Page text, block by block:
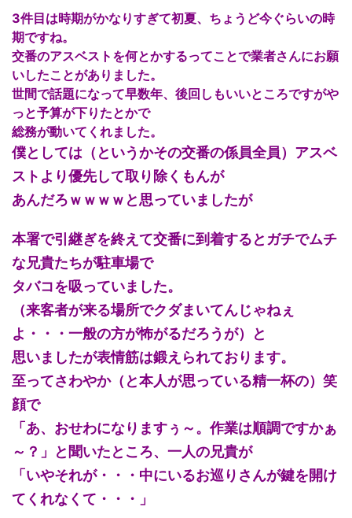
3件目は時期がかなりすぎて初夏、ちょうど今ぐらいの時
期ですね。
交番のアスベストを何とかするってことで業者さんにお願
いしたことがありました。
世間で話題になって早数年、後回しもいいところですがや
っと予算が下りたとかで
総務が動いてくれました。
僕としては（というかその交番の係員全員）アスベ
ストより優先して取り除くもんが
あんだろｗｗｗｗと思っていましたが
本署で引継ぎを終えて交番に到着するとガチでムチ
な兄貴たちが駐車場で
タバコを吸っていました。
（来客者が来る場所でクダまいてんじゃねぇ
よ・・・一般の方が怖がるだろうが）と
思いましたが表情筋は鍛えられております。
至ってさわやか（と本人が思っている精一杯の）笑
顔で
「あ、おせわになりますぅ～。作業は順調ですかぁ
～？」と聞いたところ、一人の兄貴が
「いやそれが・・・中にいるお巡りさんが鍵を開け
てくれなくて・・・」